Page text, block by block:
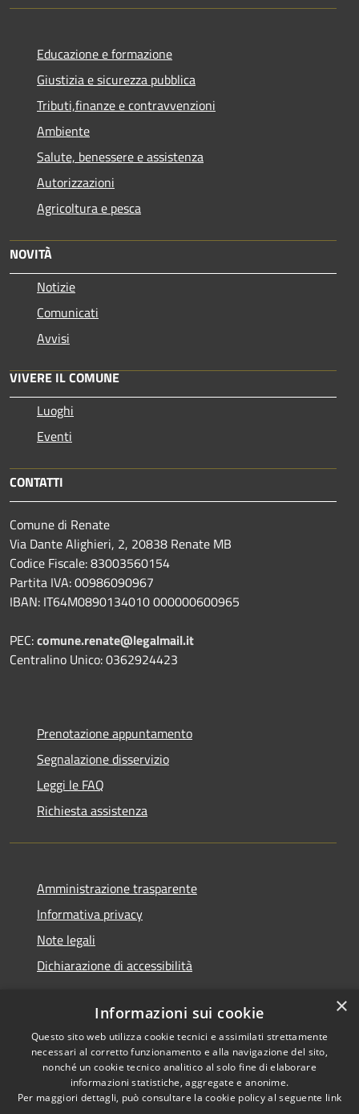
Educazione e formazione
Giustizia e sicurezza pubblica
Tributi,finanze e contravvenzioni
Ambiente
Salute, benessere e assistenza
Autorizzazioni
Agricoltura e pesca
NOVITÀ
Notizie
Comunicati
Avvisi
VIVERE IL COMUNE
Luoghi
Eventi
CONTATTI
Comune di Renate
Via Dante Alighieri, 2, 20838 Renate MB
Codice Fiscale: 83003560154
Partita IVA: 00986090967
IBAN: IT64M0890134010 000000600965
PEC:comune.renate@legalmail.it
Centralino Unico: 0362924423
Prenotazione appuntamento
Segnalazione disservizio
Leggi le FAQ
Richiesta assistenza
Amministrazione trasparente
Informativa privacy
Note legali
Dichiarazione di accessibilità
RSS
Accessibilità
Cookie
Copyright © 2026 • Comune di
Renate • Powered by
Municipium•Accesso
redazione
×
Informazioni sui cookie
Questo sito web utilizza cookie tecnici e assimilati strettamente
necessari al corretto funzionamento e alla navigazione del sito,
nonché un cookie tecnico analitico al solo fine di elaborare
informazioni statistiche, aggregate e anonime.
Per maggiori dettagli, può consultare la cookie policy al seguente link